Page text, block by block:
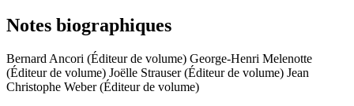
Notes biographiques
Bernard Ancori (Éditeur de volume) George-Henri Melenotte
(Éditeur de volume) Joëlle Strauser (Éditeur de volume) Jean
Christophe Weber (Éditeur de volume)